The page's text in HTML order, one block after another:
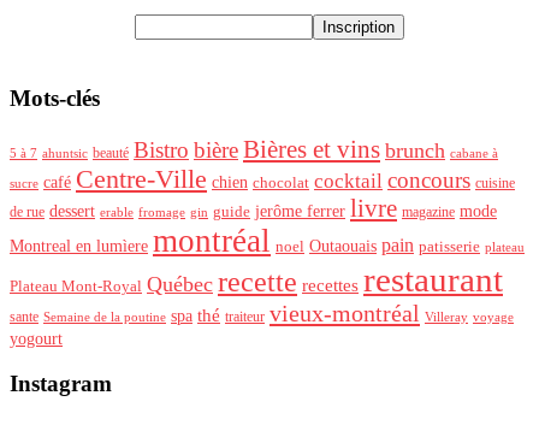
Mots-clés
5 à 7 ahuntsic beauté Bistro bièreBières et vins brunch cabane à
sucre café Centre-Ville chien chocolat cocktail concours cuisine
de rue dessert erable fromage gin guide jerôme ferrer livre magazine mode
Montreal en lumìere montréal noel Outaouais pain patisserie plateau
Plateau Mont-Royal Québec recette recettes restaurant
sante Semaine de la poutine spa thé traiteur vieux-montréal Villeray voyage
yogourt
Instagram